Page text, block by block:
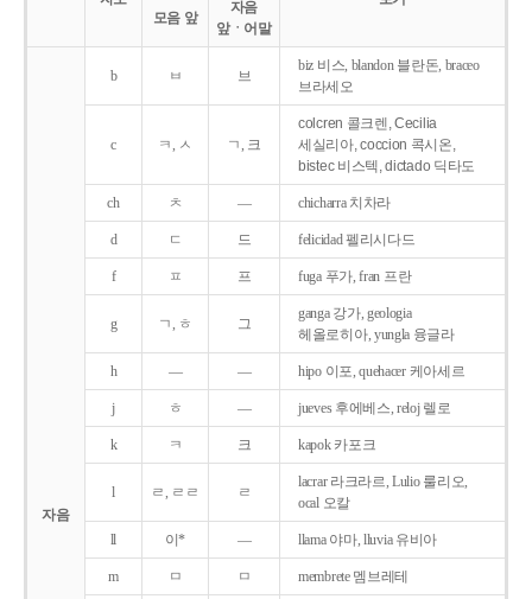
모음 앞
자음
앞ㆍ어말
자음
b ㅂ 브
biz 비스, blandon 블란돈, braceo
브라세오
c ㅋ, ㅅ ㄱ, 크
colcren 콜크렌, Cecilia
세실리아, coccion 콕시온,
bistec 비스텍, dictado 딕타도
ch ㅊ ― chicharra 치차라
d ㄷ 드 felicidad 펠리시다드
f ㅍ 프 fuga 푸가, fran 프란
g ㄱ, ㅎ 그
ganga 강가, geologia
헤올로히아, yungla 융글라
h ― ― hipo 이포, quehacer 케아세르
j ㅎ ― jueves 후에베스, reloj 렐로
k ㅋ 크 kapok 카포크
l ㄹ, ㄹㄹ ㄹ
lacrar 라크라르, Lulio 룰리오,
ocal 오칼
ll 이* ― llama 야마, lluvia 유비아
m ㅁ ㅁ membrete 멤브레테